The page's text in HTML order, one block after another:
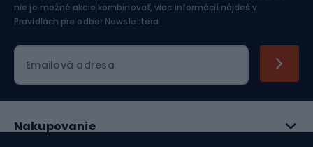
nie je možné akcie kombinovať, viac informácií nájdeš v
Pravidlách pre odber Newslettera.
Emailová adresa
Nakupovanie